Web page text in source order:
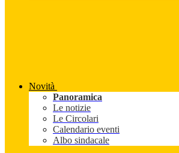
Novità
Panoramica
Le notizie
Le Circolari
Calendario eventi
Albo sindacale